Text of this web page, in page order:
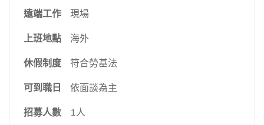
遠端工作
現場
上班地點
海外
休假制度
符合勞基法
可到職日
依面談為主
招募人數
1人